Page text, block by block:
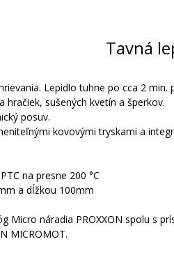
Tavná
Lepidlo tuhne po cca 2
hračiek, sušených kvetín a šperkov.
posuv.
kovovými tryskami a
na presne 200 °C
a dĺžkou 100mm
Micro náradia PROXXON spolu s
MICROMOT.